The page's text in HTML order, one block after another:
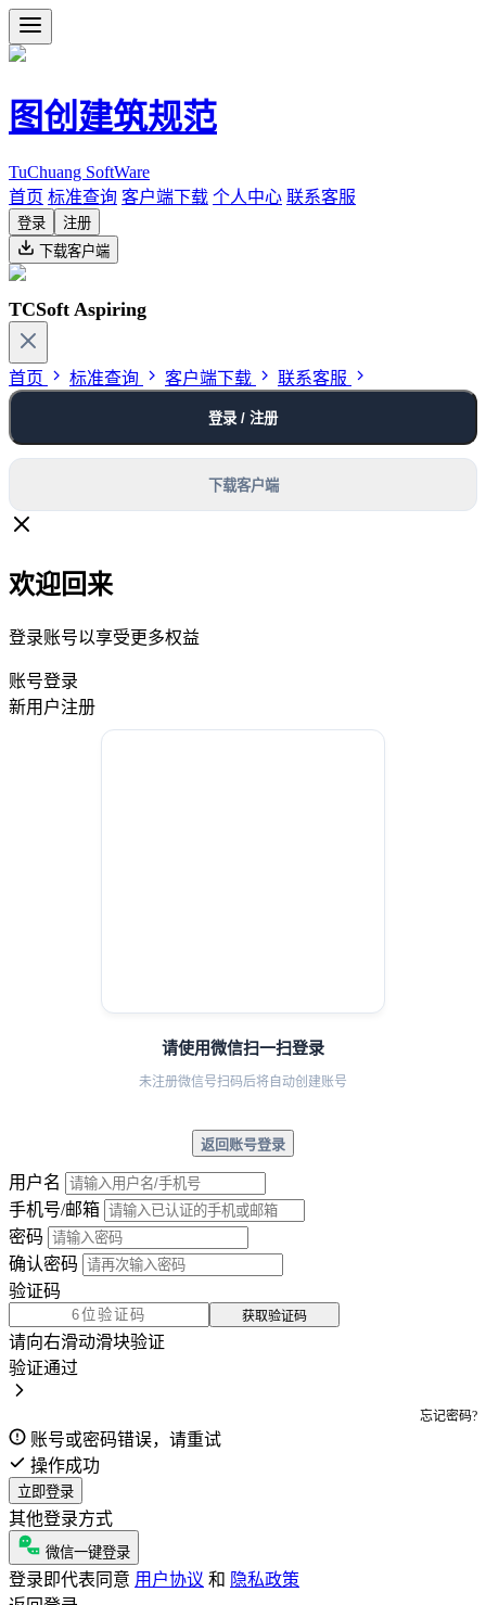
图创建筑规范
TuChuang SoftWare
首页 标准查询 客户端下载 个人中心 联系客服
登录
注册
下载客户端
TCSoft Aspiring
首页 标准查询 客户端下载 联系客服
登录 / 注册
下载客户端
欢迎回来
登录账号以享受更多权益
账号登录
新用户注册
请使用微信扫一扫登录
未注册微信号扫码后将自动创建账号
返回账号登录
用户名
手机号/邮箱
密码
确认密码
验证码
获取验证码
请向右滑动滑块验证
验证通过
忘记密码?
账号或密码错误，请重试
操作成功
立即登录
其他登录方式
微信一键登录
登录即代表同意 用户协议 和 隐私政策